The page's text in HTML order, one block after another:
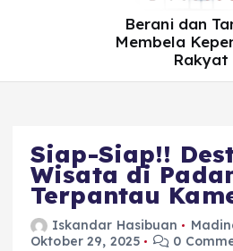
Berani dan
Membela
Rakyat
Siap-Siap!!
Wisata di
Terpantau
Iskandar Hasibuan
Oktober 29, 2025
0